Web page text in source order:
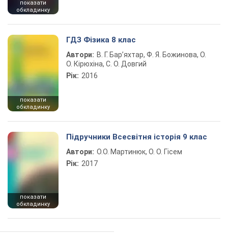
показати
обкладинку
показати
обкладинку
ГДЗ Фізика 8 клас
Автори: В. Г. Бар’яхтар, Ф. Я. Божинова, О.
О. Кірюхіна, С. О. Довгий
Рік: 2016
показати
обкладинку
Підручники Всесвітня історія 9 клас
Автори: О.О. Мартинюк, О. О. Гісем
Рік: 2017